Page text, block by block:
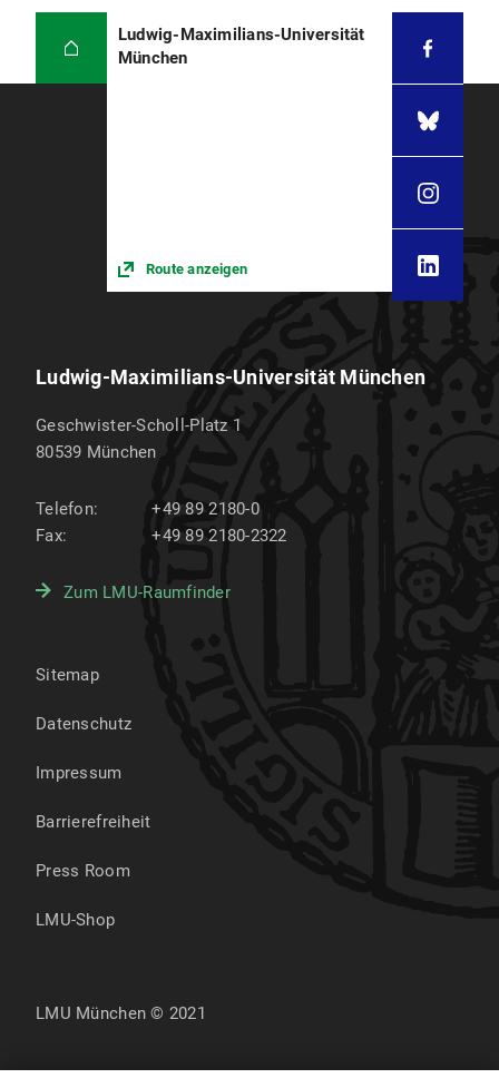
Ludwig-Maximilians-Universität
München
Route anzeigen
Ludwig-Maximilians-Universität München
Geschwister-Scholl-Platz 1
80539 München
Telefon:
+49 89 2180-0
Fax:
+49 89 2180-2322
Zum LMU-Raumfinder
Sitemap
Datenschutz
Impressum
Barrierefreiheit
Press Room
LMU-Shop
LMU München © 2021